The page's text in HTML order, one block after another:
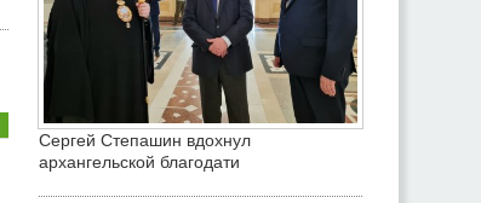
Сергей Степашин вдохнул
архангельской благодати